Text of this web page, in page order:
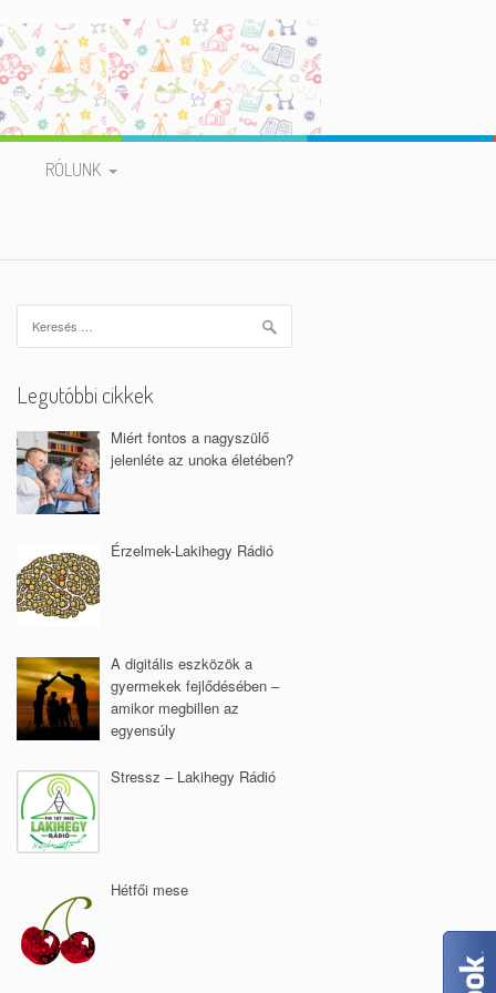
RÓLUNK
MUNKATÁRSAINK
NYILATKOZAT
Legutóbbi cikkek
Miért fontos a nagyszülő
jelenléte az unoka életében?
Érzelmek-Lakihegy Rádió
A digitális eszközök a
gyermekek fejlődésében –
amikor megbillen az
egyensúly
Stressz – Lakihegy Rádió
Hétfői mese